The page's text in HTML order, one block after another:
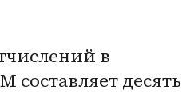
в
составляет десять